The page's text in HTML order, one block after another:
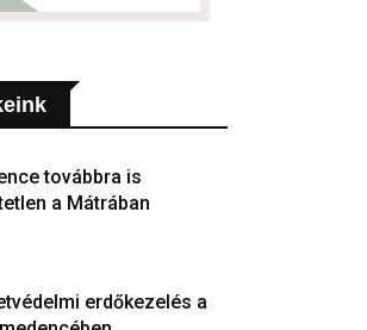
továbbra is
a Mátrában
erdőkezelés a